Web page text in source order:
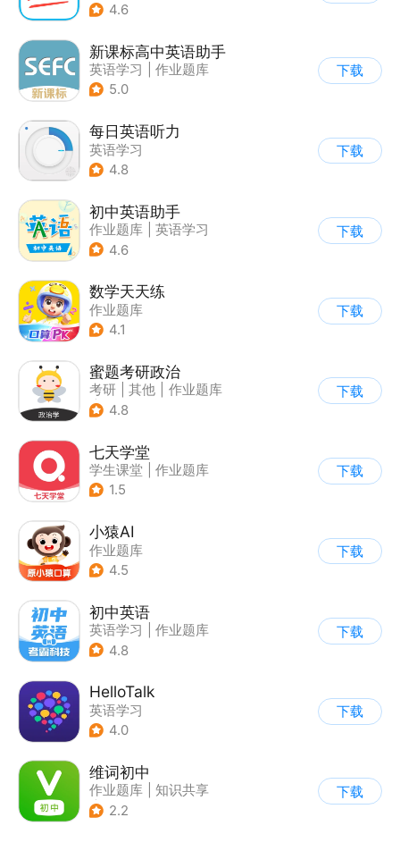
4.6
新课标高中英语助手
英语学习
作业题库
5.0
下载
每日英语听力
英语学习
4.8
下载
初中英语助手
作业题库
英语学习
4.6
下载
数学天天练
作业题库
4.1
下载
蜜题考研政治
考研 其他
作业题库
| 英语学习
4.8
下载
七天学堂
学生课堂
作业题库
1.5
下载
小猿AI
作业题库
4.5
下载
初中英语
英语学习
作业题库
4.8
下载
HelloTalk
英语学习
4.0
下载
维词初中
作业题库
知识共享
| 英语学习
2.2
下载